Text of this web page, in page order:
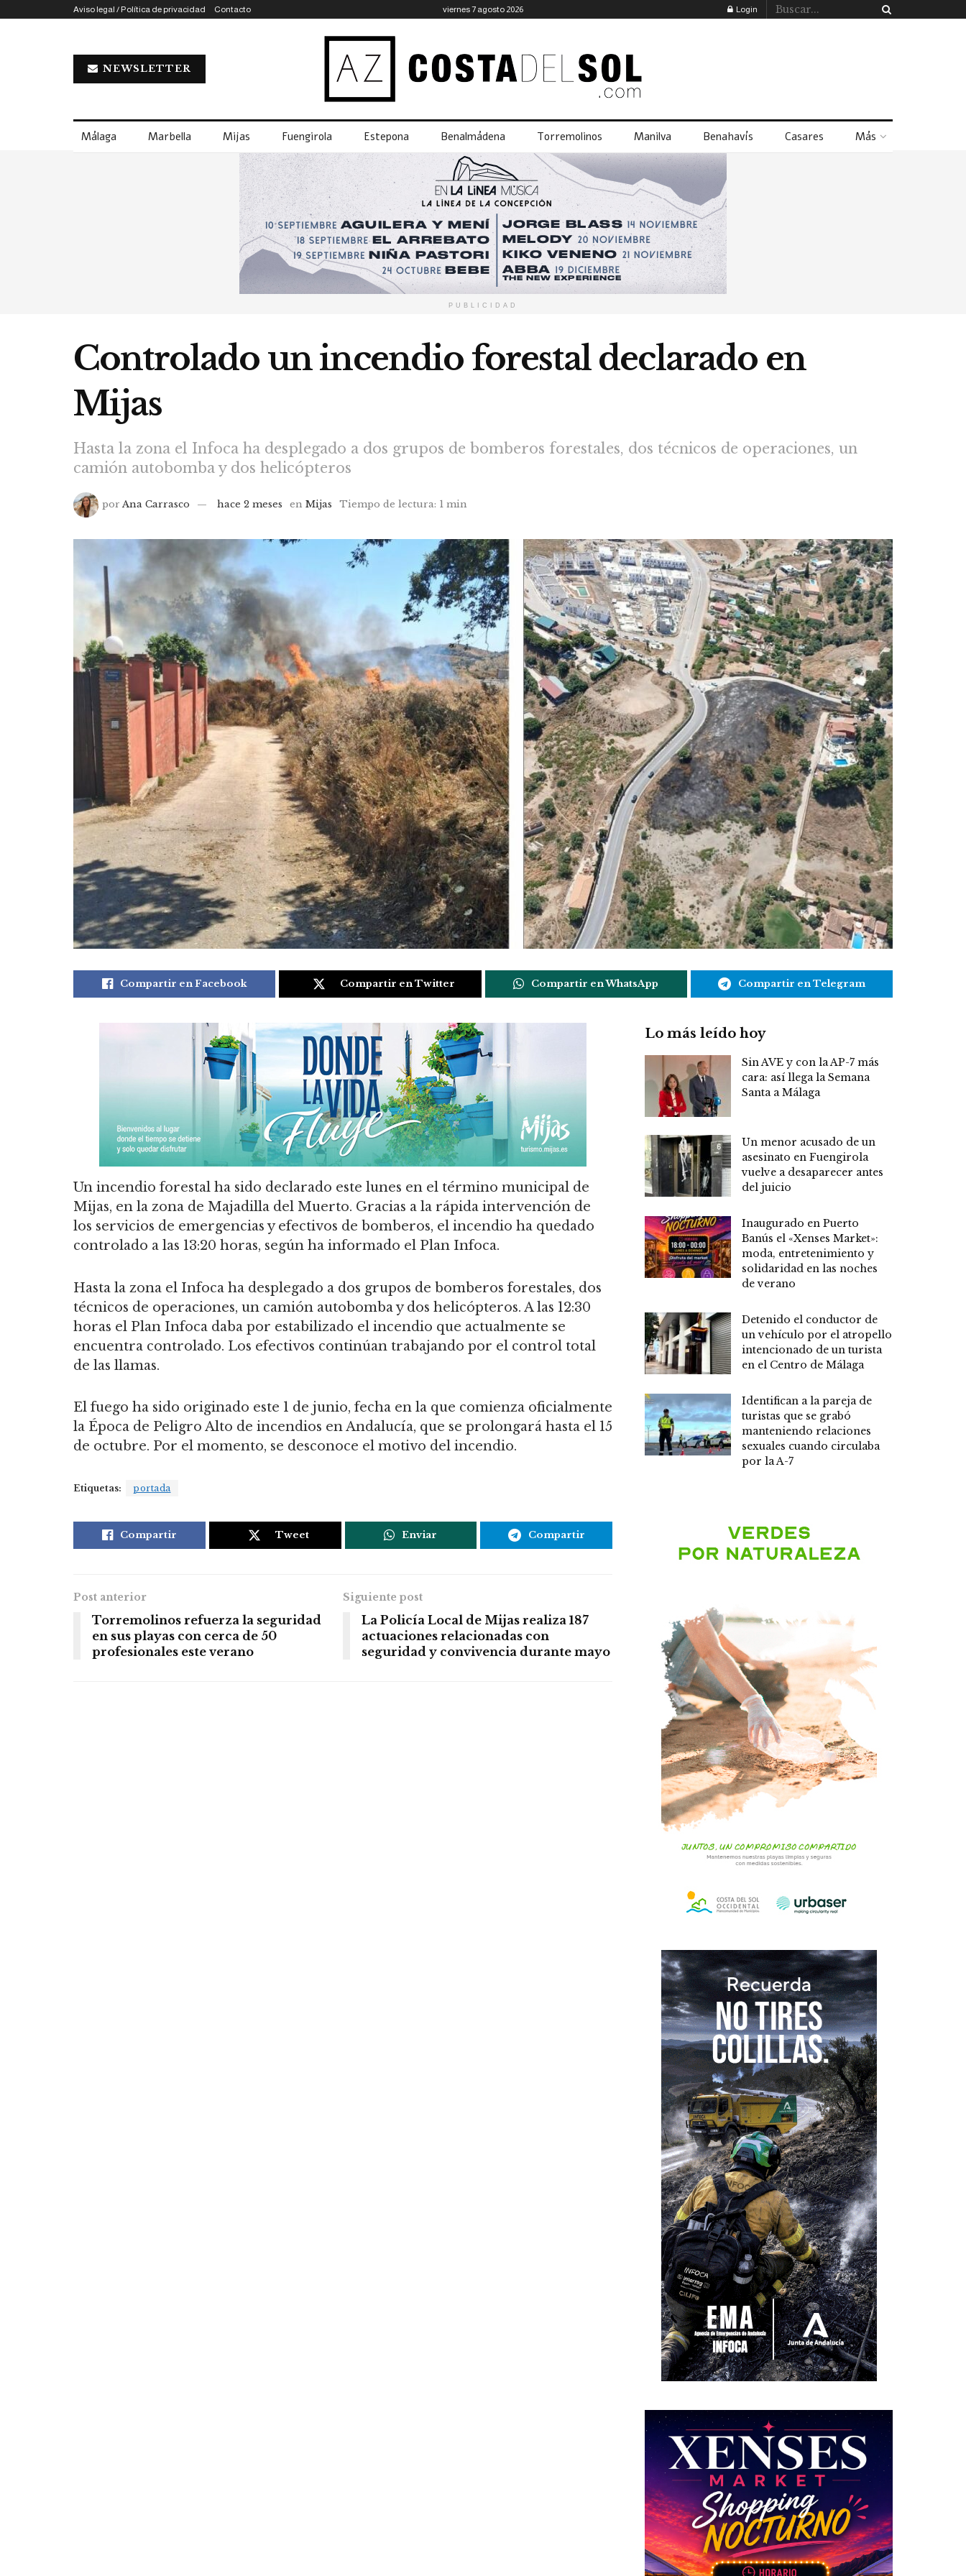
Aviso legal / Política de privacidad Contacto viernes 7 agosto 2026 Login
NEWSLETTER
Málaga Marbella Mijas Fuengirola Estepona Benalmádena Torremolinos Manilva Benahavís Casares Más
PUBLICIDAD
Controlado un incendio forestal declarado en
Mijas
Hasta la zona el Infoca ha desplegado a dos grupos de bomberos forestales, dos técnicos de operaciones, un
camión autobomba y dos helicópteros
por Ana Carrasco hace 2 meses en Mijas Tiempo de lectura: 1 min
Compartir en Facebook Compartir en Twitter Compartir en WhatsApp Compartir en Telegram
Un incendio forestal ha sido declarado este lunes en el término municipal de
Mijas, en la zona de Majadilla del Muerto. Gracias a la rápida intervención de
los servicios de emergencias y efectivos de bomberos, el incendio ha quedado
controlado a las 13:20 horas, según ha informado el Plan Infoca.
Hasta la zona el Infoca ha desplegado a dos grupos de bomberos forestales, dos
técnicos de operaciones, un camión autobomba y dos helicópteros. A las 12:30
horas el Plan Infoca daba por estabilizado el incendio que actualmente se
encuentra controlado. Los efectivos continúan trabajando por el control total
de las llamas.
El fuego ha sido originado este 1 de junio, fecha en la que comienza oficialmente
la Época de Peligro Alto de incendios en Andalucía, que se prolongará hasta el 15
de octubre. Por el momento, se desconoce el motivo del incendio.
Etiquetas: portada
Compartir Tweet Enviar Compartir
Post anterior
Torremolinos refuerza la seguridad
en sus playas con cerca de 50
profesionales este verano
Siguiente post
La Policía Local de Mijas realiza 187
actuaciones relacionadas con
seguridad y convivencia durante mayo
Lo más leído hoy
Sin AVE y con la AP-7 más
cara: así llega la Semana
Santa a Málaga
Un menor acusado de un
asesinato en Fuengirola
vuelve a desaparecer antes
del juicio
Inaugurado en Puerto
Banús el «Xenses Market»:
moda, entretenimiento y
solidaridad en las noches
de verano
Detenido el conductor de
un vehículo por el atropello
intencionado de un turista
en el Centro de Málaga
Identifican a la pareja de
turistas que se grabó
manteniendo relaciones
sexuales cuando circulaba
por la A-7